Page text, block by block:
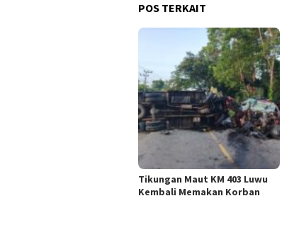
POS TERKAIT
Tikungan Maut KM 403 Luwu
Kembali Memakan Korban